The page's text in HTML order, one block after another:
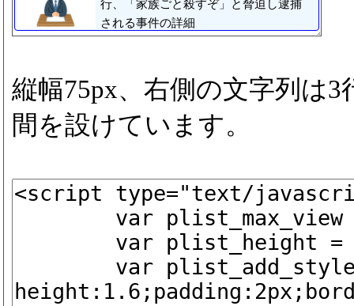
行、「家族ごと殺すぞ」と脅迫し逮捕
される事件の詳細
縦幅75px、右側の文字列は
間を設けています。